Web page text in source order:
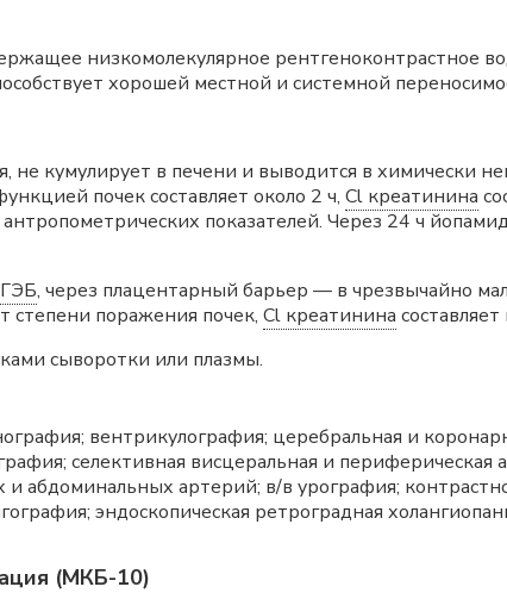
низкомолекулярное рентгеноконтрастное
хорошей местной и системной
не кумулирует в печени и выводится в химически
почек составляет около 2 ч, Cl креатинина
антропометрических показателей. Через 24 ч
ГЭБ, через плацентарный барьер — в чрезвычайно
степени поражения почек, Cl креатинина
сыворотки или плазмы.
вентрикулография; церебральная и
селективная висцеральная и
абдоминальных артерий; в/в урография;
эндоскопическая ретроградная
(МКБ-10)